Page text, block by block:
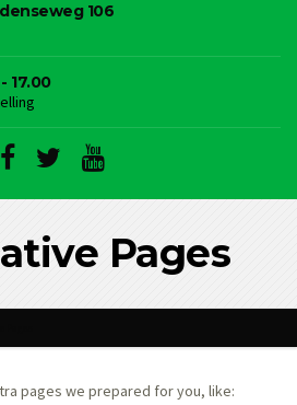
106
17.00
Pages
pages we prepared for you, like: